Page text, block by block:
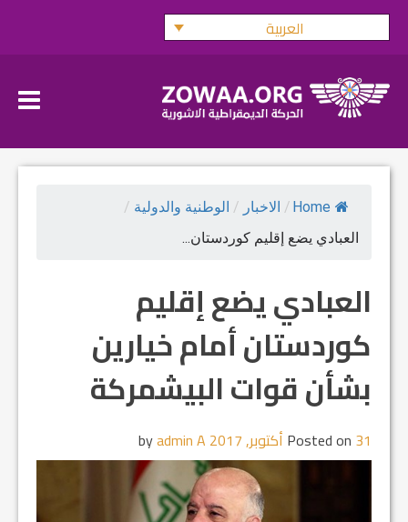
Skip
العربية
Home
/ الاخبار / الوطنية والدولية /
العبادي يضع إقليم كوردستان...
العبادي يضع إقليم
كوردستان أمام خيارين
بشأن قوات البيشمركة
Posted on 31 أكتوبر, 2017 admin A